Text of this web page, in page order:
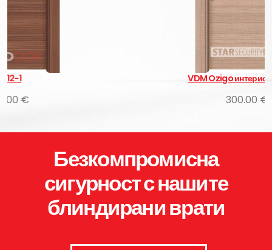
VDM Ozigo интериорни врати
Безкомпромисна
сигурност с нашите
блиндирани врати